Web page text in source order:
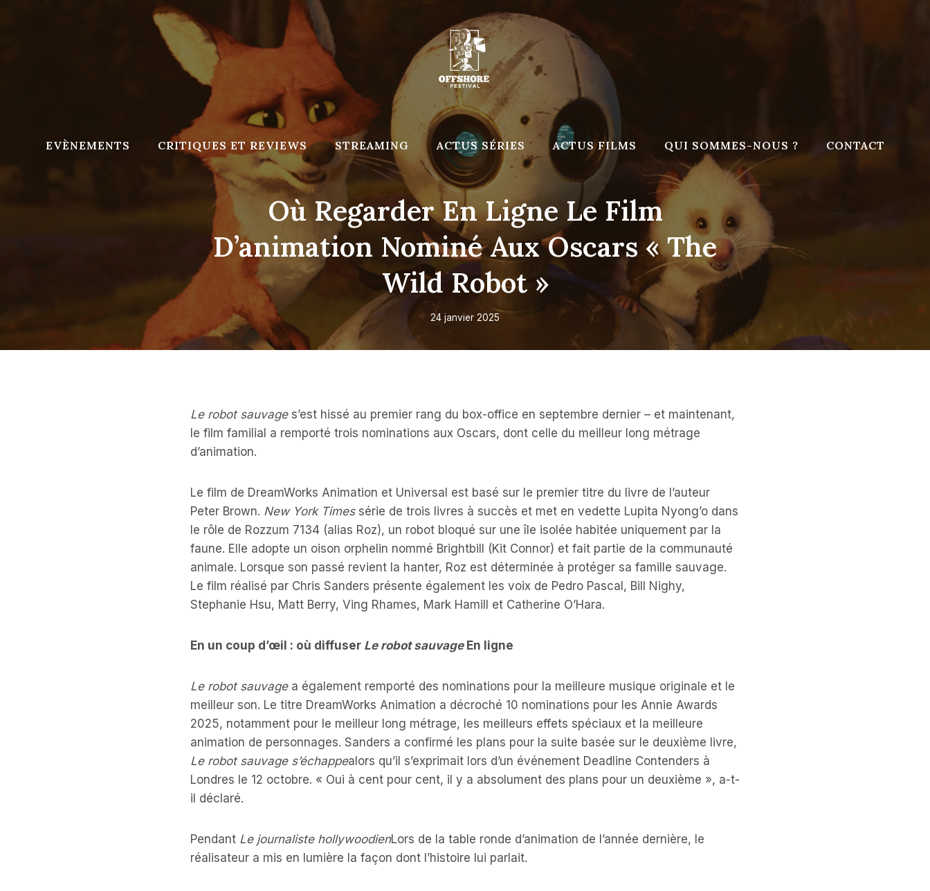
EVÈNEMENTS CRITIQUES ET REVIEWS STREAMING ACTUS SÉRIES ACTUS FILMS QUI SOMMES-NOUS ? CONTACT
Où Regarder En Ligne Le Film
D’animation Nominé Aux Oscars « The
Wild Robot »
24 janvier 2025
Le robot sauvages’est hissé au premier rang du box-office en septembre dernier – et maintenant,
le film familial a remporté trois nominations aux Oscars, dont celle du meilleur long métrage
d’animation.
Le film de DreamWorks Animation et Universal est basé sur le premier titre du livre de l’auteur
Peter Brown. New York Timessérie de trois livres à succès et met en vedette Lupita Nyong’o dans
le rôle de Rozzum 7134 (alias Roz), un robot bloqué sur une île isolée habitée uniquement par la
faune. Elle adopte un oison orphelin nommé Brightbill (Kit Connor) et fait partie de la communauté
animale. Lorsque son passé revient la hanter, Roz est déterminée à protéger sa famille sauvage.
Le film réalisé par Chris Sanders présente également les voix de Pedro Pascal, Bill Nighy,
Stephanie Hsu, Matt Berry, Ving Rhames, Mark Hamill et Catherine O’Hara.
En un coup d’œil : où diffuser Le robot sauvage En ligne
Le robot sauvagea également remporté des nominations pour la meilleure musique originale et le
meilleur son. Le titre DreamWorks Animation a décroché 10 nominations pour les Annie Awards
2025, notamment pour le meilleur long métrage, les meilleurs effets spéciaux et la meilleure
animation de personnages. Sanders a confirmé les plans pour la suite basée sur le deuxième livre,
Le robot sauvage s’échappealors qu’il s’exprimait lors d’un événement Deadline Contenders à
Londres le 12 octobre. « Oui à cent pour cent, il y a absolument des plans pour un deuxième », a-t-
il déclaré.
Pendant Le journaliste hollywoodienLors de la table ronde d’animation de l’année dernière, le
réalisateur a mis en lumière la façon dont l’histoire lui parlait.